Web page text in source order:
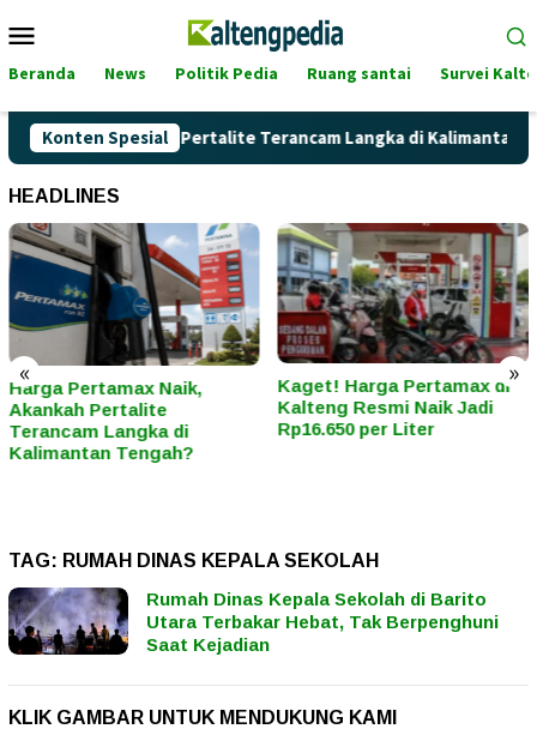
ke
Mobile
Beranda News Politik Pedia Ruang santai Survei
Konten Spesial
Naik, Akankah Pertalite Terancam Langka di Kalimantan
HEADLINES
« »
Kaget! Harga Pertamax di
Kalteng Resmi Naik Jadi
Rp16.650 per Liter
Hari Kartini Bukan Sekadar
Seremoni: Ini 5 Ciri “Kartini
Modern” di Era Tekanan
TAG: RUMAH DINAS KEPALA SEKOLAH
Rumah Dinas Kepala Sekolah di Barito
Utara Terbakar Hebat, Tak Berpenghuni
Saat Kejadian
KLIK GAMBAR UNTUK MENDUKUNG KAMI